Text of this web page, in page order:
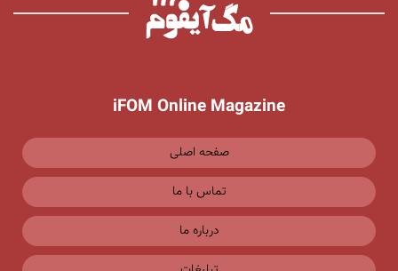
iFOM Online Magazine
صفحه اصلی
تماس با ما
درباره ما